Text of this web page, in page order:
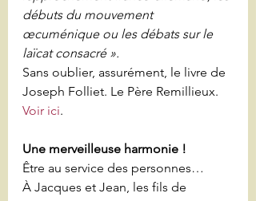
débuts du mouvement
œcuménique ou les débats sur le
laïcat consacré ».
Sans oublier, assurément, le livre de
Joseph Folliet. Le Père Remillieux.
Voir ici.
Une merveilleuse harmonie !
Être au service des personnes…
À Jacques et Jean, les fils de